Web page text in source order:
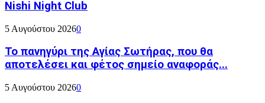
Nishi Night Club
5 Αυγούστου 20260
Το πανηγύρι της Αγίας Σωτήρας, που θα
αποτελέσει και φέτος σημείο αναφοράς...
5 Αυγούστου 20260